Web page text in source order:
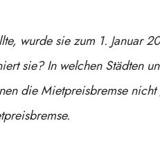
wurde sie zum 1. Januar
sie? In welchen Städten
die Mietpreisbremse